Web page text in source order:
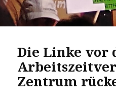
Die Linke vor
Zentrum